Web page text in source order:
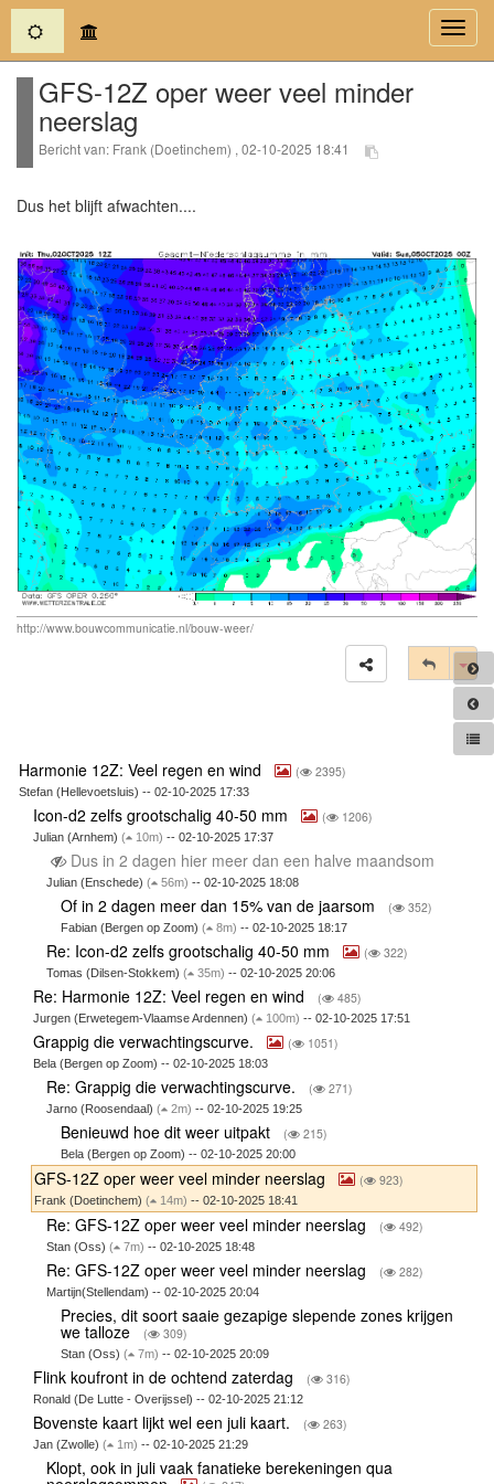
(current)
GFS-12Z oper weer veel minder
neerslag
Bericht van: Frank (Doetinchem) , 02-10-2025 18:41
Dus het blijft afwachten....
http://www.bouwcommunicatie.nl/bouw-weer/
Harmonie 12Z: Veel regen en wind ( 2395)
Stefan (Hellevoetsluis) -- 02-10-2025 17:33
Icon-d2 zelfs grootschalig 40-50 mm ( 1206)
Julian (Arnhem) ( 10m) -- 02-10-2025 17:37
Dus in 2 dagen hier meer dan een halve maandsom
Julian (Enschede)( 56m) -- 02-10-2025 18:08
Of in 2 dagen meer dan 15% van de jaarsom ( 352)
Fabian (Bergen op Zoom) ( 8m) -- 02-10-2025 18:17
Re: Icon-d2 zelfs grootschalig 40-50 mm ( 322)
Tomas (Dilsen-Stokkem)( 35m) -- 02-10-2025 20:06
Re: Harmonie 12Z: Veel regen en wind ( 485)
Jurgen (Erwetegem-Vlaamse Ardennen) ( 100m) -- 02-10-2025 17:51
Grappig die verwachtingscurve. ( 1051)
Bela (Bergen op Zoom) -- 02-10-2025 18:03
Re: Grappig die verwachtingscurve. ( 271)
Jarno (Roosendaal)( 2m) -- 02-10-2025 19:25
Benieuwd hoe dit weer uitpakt ( 215)
Bela (Bergen op Zoom) -- 02-10-2025 20:00
GFS-12Z oper weer veel minder neerslag ( 923)
Frank (Doetinchem) ( 14m) -- 02-10-2025 18:41
Re: GFS-12Z oper weer veel minder neerslag ( 492)
Stan (Oss)( 7m) -- 02-10-2025 18:48
Re: GFS-12Z oper weer veel minder neerslag ( 282)
Martijn(Stellendam) -- 02-10-2025 20:04
Precies, dit soort saaie gezapige slepende zones krijgen
we talloze ( 309)
Stan (Oss) ( 7m) -- 02-10-2025 20:09
Flink koufront in de ochtend zaterdag ( 316)
Ronald (De Lutte - Overijssel) -- 02-10-2025 21:12
Bovenste kaart lijkt wel een juli kaart. ( 263)
Jan (Zwolle) ( 1m) -- 02-10-2025 21:29
Klopt, ook in juli vaak fanatieke berekeningen qua